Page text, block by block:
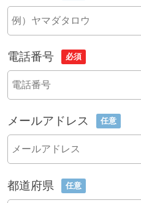
電話番号 必須
メールアドレス 任意
都道府県 任意